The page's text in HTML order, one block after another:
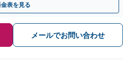
表を見る
メールでお問い合わせ